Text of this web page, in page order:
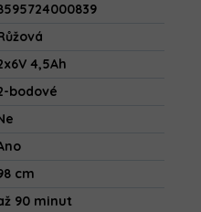
4,5Ah
bodové
cm
90 minut